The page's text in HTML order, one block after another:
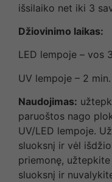
išsilaiko net iki 3
Džiovinimo laikas:
LED lempoje – vos
UV lempoje – 2 min.
Naudojimas:
paruoštos nago
UV/LED lempoje.
sluoksnį ir vėl
priemonę,
sluoksnį ir